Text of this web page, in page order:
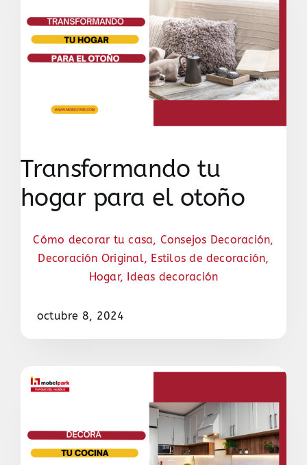
Transformando tu
hogar para el otoño
Cómo decorar tu casa, Consejos Decoración,
Decoración Original, Estilos de decoración,
Hogar, Ideas decoración
octubre 8, 2024